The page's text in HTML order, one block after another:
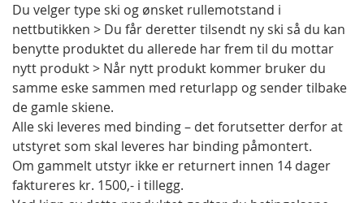
Du velger type ski og ønsket rullemotstand i
nettbutikken > Du får deretter tilsendt ny ski så du kan
benytte produktet du allerede har frem til du mottar
nytt produkt > Når nytt produkt kommer bruker du
samme eske sammen med returlapp og sender tilbake
de gamle skiene.
Alle ski leveres med binding – det forutsetter derfor at
utstyret som skal leveres har binding påmontert.
Om gammelt utstyr ikke er returnert innen 14 dager
faktureres kr. 1500,- i tillegg.